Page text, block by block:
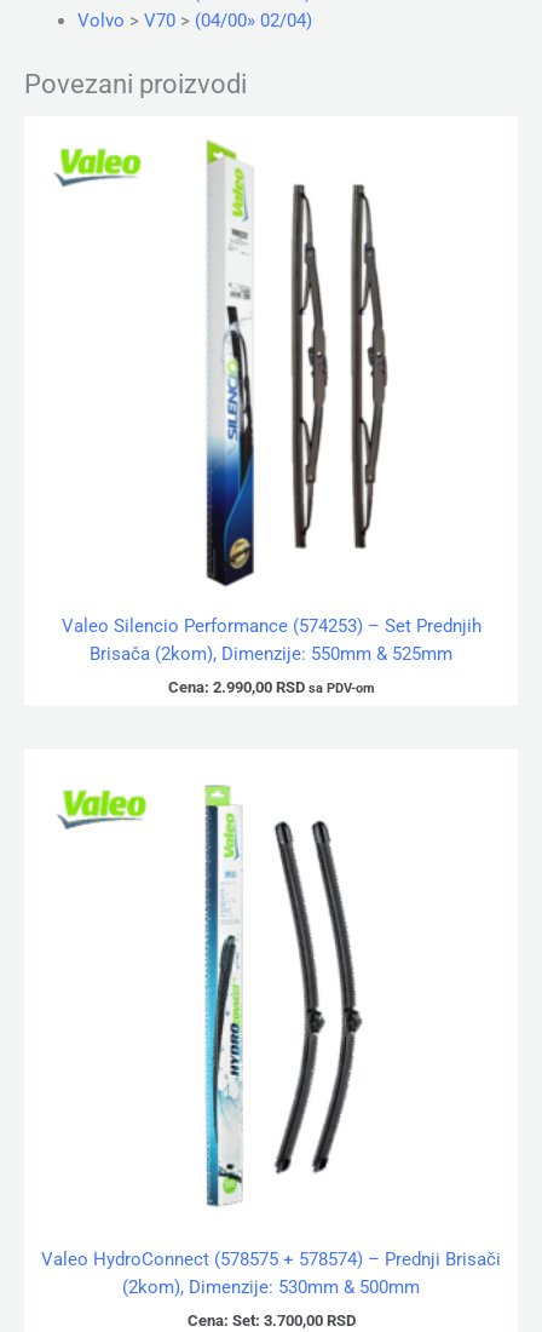
Volvo > V70> (04/00» 02/04)
Povezani proizvodi
Valeo Silencio Performance (574253) – Set Prednjih
Brisača (2kom), Dimenzije: 550mm & 525mm
Cena: 2.990,00 RSD sa PDV-om
Valeo HydroConnect (578575 + 578574) – Prednji Brisači
(2kom), Dimenzije: 530mm & 500mm
Cena: Set: 3.700,00 RSD